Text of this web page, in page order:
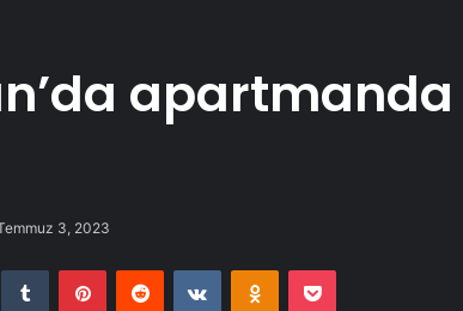
apartmanda
3, 2023
Tumblr PinterestReddit VKontakteOdnoklassniki
Pocket